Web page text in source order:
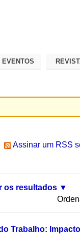
EVENTOS
Assinar um RSS
os resultados
Trabalho: